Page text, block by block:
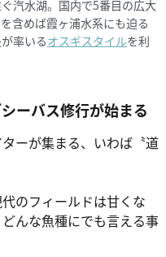
汽水湖。国内で5番目の広大
含めば霞ヶ浦水系にも迫る
率いるオスギスタイルを利
ーバス修行が始まる
ーが集まる、いわば〝道
のフィールドは甘くな
んな魚種にでも言える事